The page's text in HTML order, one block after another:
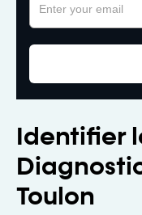
Identifier
Toulon